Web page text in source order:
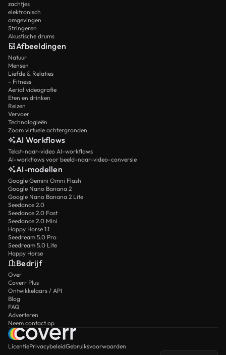
zachtjes
elektronisch
omgevingen
Stringeren
Akustische drums
Afbeeldingen
Natuur
Mensen
Liefde & Relaties
- Fitness
Aerial videografie
Eten en drinken
Reizen
Vervoer
Technologieën
Zoom virtuele achtergronden
AI Workflows
Tekst-naar-video AI-workflows
AI-workflows voor beeld-naar-video-conversie
AI-modellen
Google Gemini Omni Flash
Google Nano Banana 2
Google Nano Banana 2 Lite
Seedance 2.0
Seedance 2.0 Fast
Seedance 2.0 Mini
Happy Horse 1.1
Seedream 5.0 Pro
Seedream 5.0 Lite
Happy Horse
Bedrijf
Over
Coverr Plus
Ontwikkelaars / API
Blog
FAQ
Adverteren
Neem contact op
LicentiePrivacybeleidGebruiksvoorwaarden